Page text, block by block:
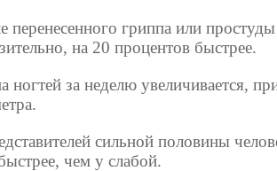
перенесенного гриппа или простуды
на 20 процентов быстрее.
ногтей за неделю увеличивается,
сильной половины
чем у слабой.